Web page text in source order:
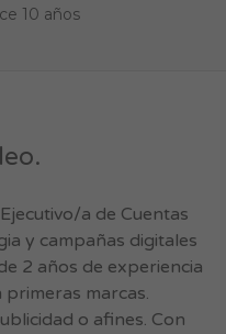
10 años
a de Cuentas
y campañas digitales
2 años de experiencia
marcas.
o afines. Con